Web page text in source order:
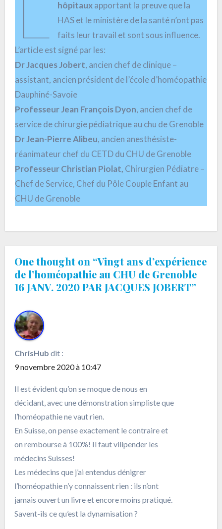
hôpitauxapportant la preuve que la
HAS et le ministère de la santé n’ont pas
faits leur travail et sont sous influence.
L’article est signé par les:
Dr Jacques Jobert, ancien chef de clinique –
assistant, ancien président de l’école d’homéopathie
Dauphiné-Savoie
Professeur Jean François Dyon, ancien chef de
service de chirurgie pédiatrique au chu de Grenoble
Dr Jean-Pierre Alibeu, ancien anesthésiste-
réanimateur chef du CETD du CHU de Grenoble
Professeur Christian Piolat, Chirurgien Pédiatre –
Chef de Service, Chef du Pôle Couple Enfant au
CHU de Grenoble
One thought on “Vingt ans d’expérience
de l’homéopathie au CHU de Grenoble
16 JANV. 2020 PAR JACQUES JOBERT”
ChrisHub dit :
9 novembre 2020 à 10:47
Il est évident qu’on se moque de nous en
décidant, avec une démonstration simpliste que
l’homéopathie ne vaut rien.
En Suisse, on pense exactement le contraire et
on rembourse à 100%! Il faut vilipender les
médecins Suisses!
Les médecins que j’ai entendus dénigrer
l’homéopathie n’y connaissent rien : ils n’ont
jamais ouvert un livre et encore moins pratiqué.
Savent-ils ce qu’est la dynamisation ?